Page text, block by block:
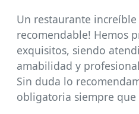
Un restaurante
recomendable! Hemos
exquisitos, siendo
amabilidad y
Sin duda lo
obligatoria siempre que